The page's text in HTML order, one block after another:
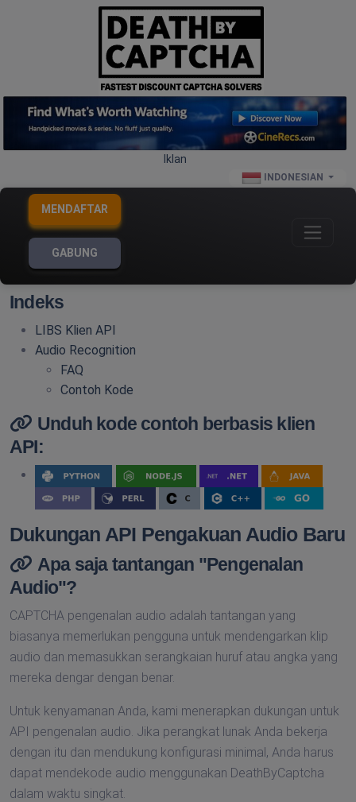
Iklan
INDONESIAN
MENDAFTAR
GABUNG
Indeks
LIBS Klien API
Audio Recognition
FAQ
Contoh Kode
Unduh kode contoh berbasis klien
API:
Dukungan API Pengakuan Audio Baru
Apa saja tantangan "Pengenalan
Audio"?
CAPTCHA pengenalan audio adalah tantangan yang
biasanya memerlukan pengguna untuk mendengarkan klip
audio dan memasukkan serangkaian huruf atau angka yang
mereka dengar dengan benar.
Untuk kenyamanan Anda, kami menerapkan dukungan untuk
API pengenalan audio. Jika perangkat lunak Anda bekerja
dengan itu dan mendukung konfigurasi minimal, Anda harus
dapat mendekode audio menggunakan DeathByCaptcha
dalam waktu singkat.